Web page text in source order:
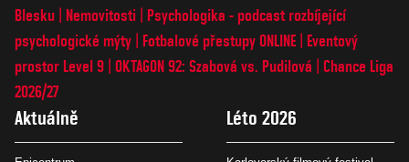
Blesku
Nemovitosti
Psychologika - podcast rozbíjející
psychologické mýty
Fotbalové přestupy ONLINE
Eventový
prostor Level 9 OKTAGON 92: Szabová vs. Pudilová
Chance Liga
2026/27
Aktuálně Léto 2026